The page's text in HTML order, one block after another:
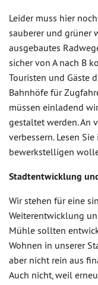
Leider muss hier
sauberer und grüner
ausgebautes
sicher von A nach B
Touristen und Gäste
Bahnhöfe für
müssen einladend
gestaltet werden. An
verbessern. Lesen
bewerkstelligen
Stadtentwicklung
Wir stehen für eine
Weiterentwicklung
Mühle sollten
Wohnen in unserer
aber nicht rein aus
Auch nicht, weil